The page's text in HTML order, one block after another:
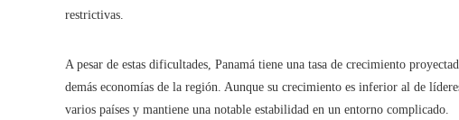
restrictivas.
A pesar de estas dificultades, Panamá tiene una tasa de crecimiento
demás economías de la región. Aunque su crecimiento es inferior al de
varios países y mantiene una notable estabilidad en un entorno complicado.